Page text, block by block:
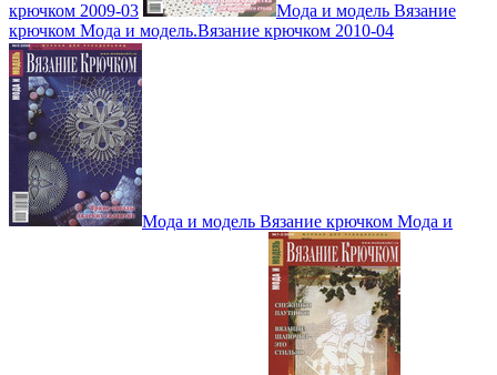
крючком 2009-03
Мода и модель Вязание
крючком Мода и модель.Вязание крючком 2010-04
Мода и модель Вязание крючком Мода и